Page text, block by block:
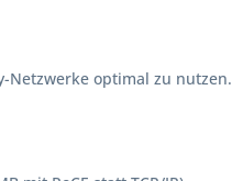
Netzwerke optimal zu nutzen.